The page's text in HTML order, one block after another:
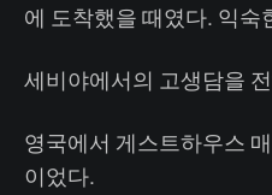
에 도착했을 때였다. 익숙
세비야에서의 고생담을
영국에서 게스트하우스
이었다.